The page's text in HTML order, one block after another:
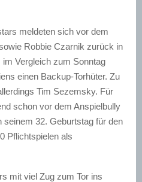
meldeten sich vor dem
Robbie Czarnik zurück in
Vergleich zum Sonntag
einen Backup-Torhüter. Zu
Tim Sezemsky. Für
schon vor dem Anspielbully
seinem 32. Geburtstag für den
Pflichtspielen als
mit viel Zug zum Tor ins